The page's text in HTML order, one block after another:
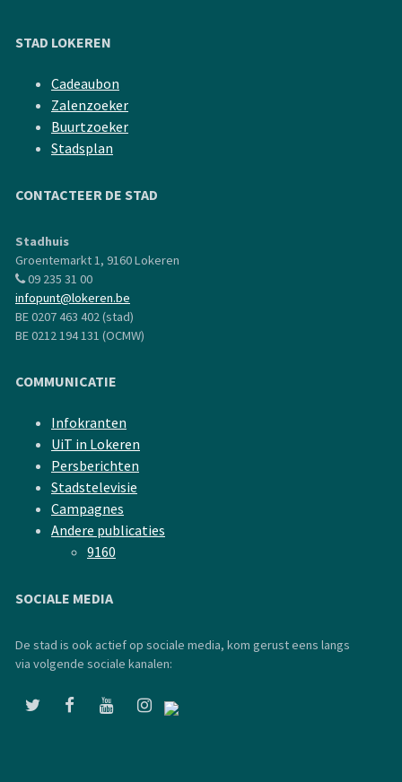
STAD LOKEREN
Cadeaubon
Zalenzoeker
Buurtzoeker
Stadsplan
CONTACTEER DE STAD
Stadhuis
Groentemarkt 1, 9160 Lokeren
09 235 31 00
infopunt@lokeren.be
BE 0207 463 402 (stad)
BE 0212 194 131 (OCMW)
COMMUNICATIE
Infokranten
UiT in Lokeren
Persberichten
Stadstelevisie
Campagnes
Andere publicaties
9160
SOCIALE MEDIA
De stad is ook actief op sociale media, kom gerust eens langs
via volgende sociale kanalen: